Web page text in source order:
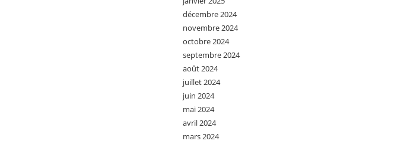
décembre 2024
novembre 2024
octobre 2024
septembre 2024
août 2024
juillet 2024
juin 2024
mai 2024
avril 2024
mars 2024